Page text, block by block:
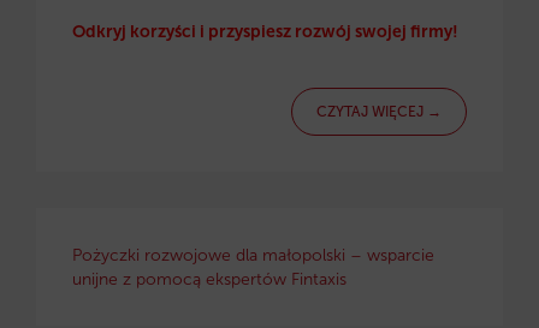
Odkryj korzyści i przyspiesz rozwój swojej firmy!
CZYTAJ WIĘCEJ →
Pożyczki rozwojowe dla małopolski – wsparcie
unijne z pomocą ekspertów Fintaxis